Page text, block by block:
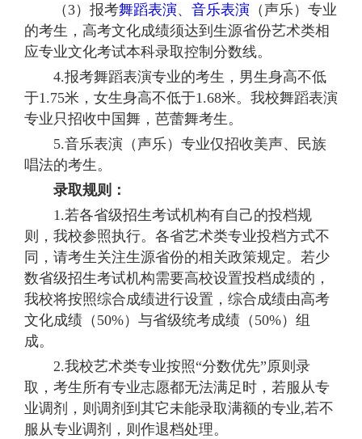
（3）报考舞蹈表演、 音乐表演 （声乐）专业
的考生，高考文化成绩须达到生源省份艺术类相
应专业文化考试本科录取控制分数线。
4.报考舞蹈表演专业的考生，男生身高不低
于1.75米，女生身高不低于1.68米。我校舞蹈表演
专业只招收中国舞，芭蕾舞考生。
5.音乐表演（声乐）专业仅招收美声、民族
唱法的考生。
录取规则：
1.若各省级招生考试机构有自己的投档规
则，我校参照执行。各省艺术类专业投档方式不
同，请考生关注生源省份的相关政策规定。若少
数省级招生考试机构需要高校设置投档成绩的，
我校将按照综合成绩进行设置，综合成绩由高考
文化成绩（50%）与省级统考成绩（50%）组
成。
2.我校艺术类专业按照“分数优先”原则录
取，考生所有专业志愿都无法满足时，若服从专
业调剂，则调剂到其它未能录取满额的专业,若不
服从专业调剂，则作退档处理。